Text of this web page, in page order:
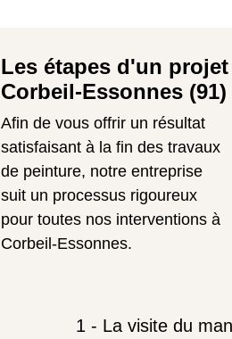
Les étapes d'un
Corbeil-Essonnes (91)
Afin de vous offrir un résultat
satisfaisant à la fin des travaux
de peinture, notre entreprise
suit un processus rigoureux
pour toutes nos interventions à
Corbeil-Essonnes.
1 - La visite du